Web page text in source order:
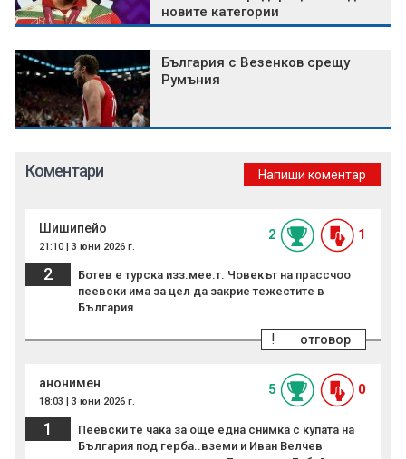
новите категории
България с Везенков срещу
Румъния
Коментари Напиши коментар
Шишипейо
21:10 | 3 юни 2026 г.
2 1
2
Ботев е турска изз.мее.т. Човекът на прассчоо
пеевски има за цел да закрие тежестите в
България
отговор
!
анонимен
18:03 | 3 юни 2026 г.
5 0
1
Пеевски те чака за още една снимка с купата на
България под герба..вземи и Иван Велчев